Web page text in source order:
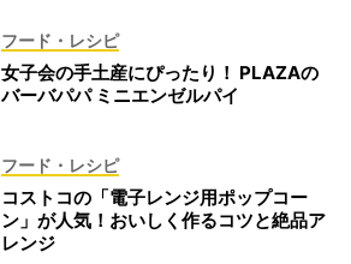
フード・レシピ
女子会の手土産にぴったり！ PLAZAの
バーバパパ ミニエンゼルパイ
フード・レシピ
コストコの「電子レンジ用ポップコー
ン」が人気！おいしく作るコツと絶品ア
レンジ